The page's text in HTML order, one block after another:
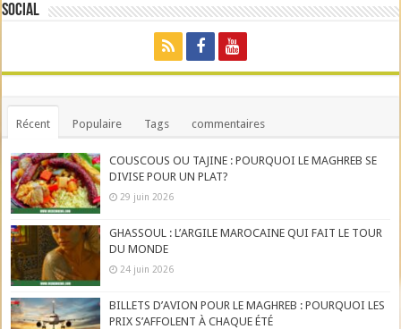
Social
Récent Populaire Tags commentaires
COUSCOUS OU TAJINE : POURQUOI LE MAGHREB SE
DIVISE POUR UN PLAT?
29 juin 2026
GHASSOUL : L’ARGILE MAROCAINE QUI FAIT LE TOUR
DU MONDE
24 juin 2026
BILLETS D’AVION POUR LE MAGHREB : POURQUOI LES
PRIX S’AFFOLENT À CHAQUE ÉTÉ